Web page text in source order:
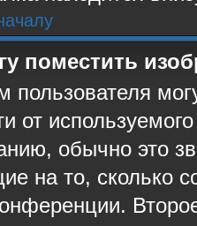
поместить
пользователя
от
обычно это
на то, сколько